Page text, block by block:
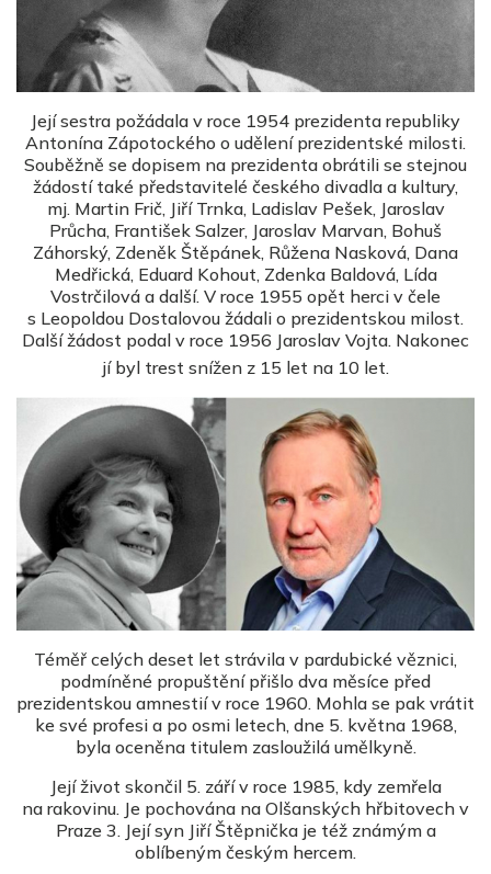
Její sestra požádala v roce 1954 prezidenta republiky
Antonína Zápotockého o udělení prezidentské milosti.
Souběžně se dopisem na prezidenta obrátili se stejnou
žádostí také představitelé českého divadla a kultury,
mj. Martin Frič, Jiří Trnka, Ladislav Pešek, Jaroslav
Průcha, František Salzer, Jaroslav Marvan, Bohuš
Záhorský, Zdeněk Štěpánek, Růžena Nasková, Dana
Medřická, Eduard Kohout, Zdenka Baldová, Lída
Vostrčilová a další. V roce 1955 opět herci v čele
s Leopoldou Dostalovou žádali o prezidentskou milost.
Další žádost podal v roce 1956 Jaroslav Vojta. Nakonec
jí byl trest snížen z 15 let na 10 let.
Téměř celých deset let strávila v pardubické věznici,
podmíněné propuštění přišlo dva měsíce před
prezidentskou amnestií v roce 1960. Mohla se pak vrátit
ke své profesi a po osmi letech, dne 5. května 1968,
byla oceněna titulem zasloužilá umělkyně.
Její život skončil 5. září v roce 1985, kdy zemřela
na rakovinu. Je pochována na Olšanských hřbitovech v
Praze 3. Její syn Jiří Štěpnička je též známým a
oblíbeným českým hercem.